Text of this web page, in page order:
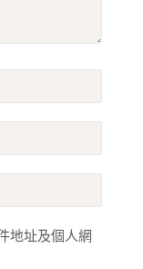
地址及個人網